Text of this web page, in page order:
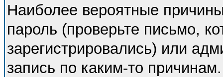
Наиболее вероятные
пароль (проверьте письмо,
зарегистрировались) или
запись по каким-то